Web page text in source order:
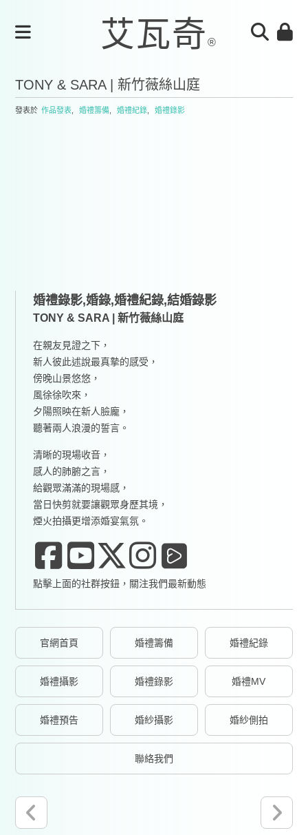
TONY & SARA | 新竹薇絲山庭
發表於 作品發表 婚禮籌備 婚禮紀錄 婚禮錄影
婚禮錄影,婚錄,婚禮紀錄,結婚錄影
TONY & SARA | 新竹薇絲山庭
在親友見證之下，
新人彼此述說最真摯的感受，
傍晚山景悠悠，
風徐徐吹來，
夕陽照映在新人臉龐，
聽著兩人浪漫的誓言。
清晰的現場收音，
感人的肺腑之言，
給觀眾滿滿的現場感，
當日快剪就要讓觀眾身歷其境，
煙火拍攝更增添婚宴氣氛。
點擊上面的社群按鈕，關注我們最新動態
官網首頁 婚禮籌備 婚禮紀錄
婚禮攝影 婚禮錄影 婚禮MV
婚禮預告 婚紗攝影 婚紗側拍
聯絡我們